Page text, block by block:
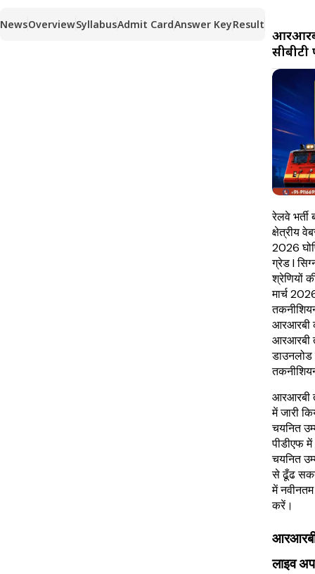
NewsOverviewSyllabusAdmit CardAnswer KeyResult
रेलवे भर्ती
क्षेत्रीय
2026
ग्रेड I
श्रेणियों
मार्च
आरआरबी
आरआरबी
आरआरबी
में जारी
चयनित
पीडीएफ
चयनित
से ढूँढ
में
करें।
लाइव